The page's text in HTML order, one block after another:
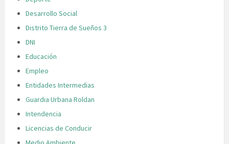
Desarrollo Social
Distrito Tierra de Sueños 3
DNI
Educación
Empleo
Entidades Intermedias
Guardia Urbana Roldan
Intendencia
Licencias de Conducir